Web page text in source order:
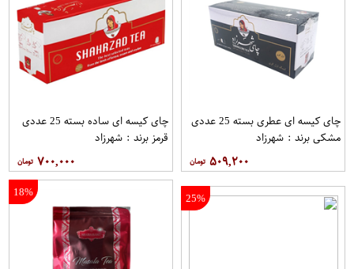
چای کیسه ای عطری بسته 25 عددی
مشکی برند : شهرزاد
۵۰۹,۲۰۰
چای کیسه ای ساده بسته 25 عددی
قرمز برند : شهرزاد
۷۰۰,۰۰۰
25%
18%